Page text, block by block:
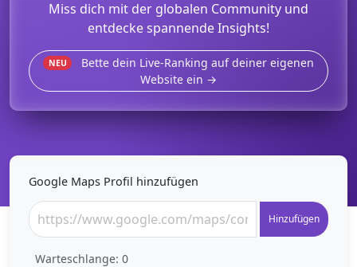
Miss dich mit der globalen Community und
entdecke spannende Insights!
NEU
Bette dein Live-Ranking auf deiner eigenen
Website ein →
Google Maps Profil hinzufügen
Hinzufügen
Warteschlange: 0